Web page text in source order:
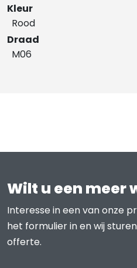
Kleur
Rood
Draad
M06
Wilt u een meer
Interesse in een van onze
het formulier in en wij
offerte.